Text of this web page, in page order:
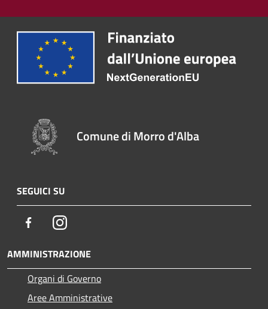
Comune di Morro d'Alba
SEGUICI SU
FacebookInstagram
AMMINISTRAZIONE
Organi di Governo
Aree Amministrative